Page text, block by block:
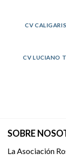
CV
CV LUCIANO
SOBRE
La Asociación